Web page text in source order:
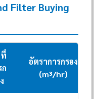
Filter Buying
ก
อัตราการกรอง
(m³/hr)